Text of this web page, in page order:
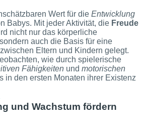
Wert für die Entwicklung
Babys. Mit jeder Aktivität, die Freude
nicht nur das körperliche
auch die Basis für eine
zwischen Eltern und Kindern gelegt.
wie durch spielerische
Fähigkeiten und motorischen
in den ersten Monaten ihrer Existenz
und Wachstum fördern